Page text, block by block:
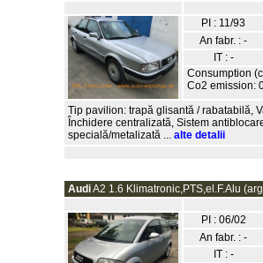
PI : 11/93
An fabr. : -
IT : -
Consumption
Co2 emission:
Tip pavilion: trapă glisantă / rabatabilă,
Închidere centralizată, Sistem
specială/metalizată ... alte detalii
AudiA2 1.6 Klimatronic,PTS,el.F.Alu
PI : 06/02
An fabr. : -
IT : -